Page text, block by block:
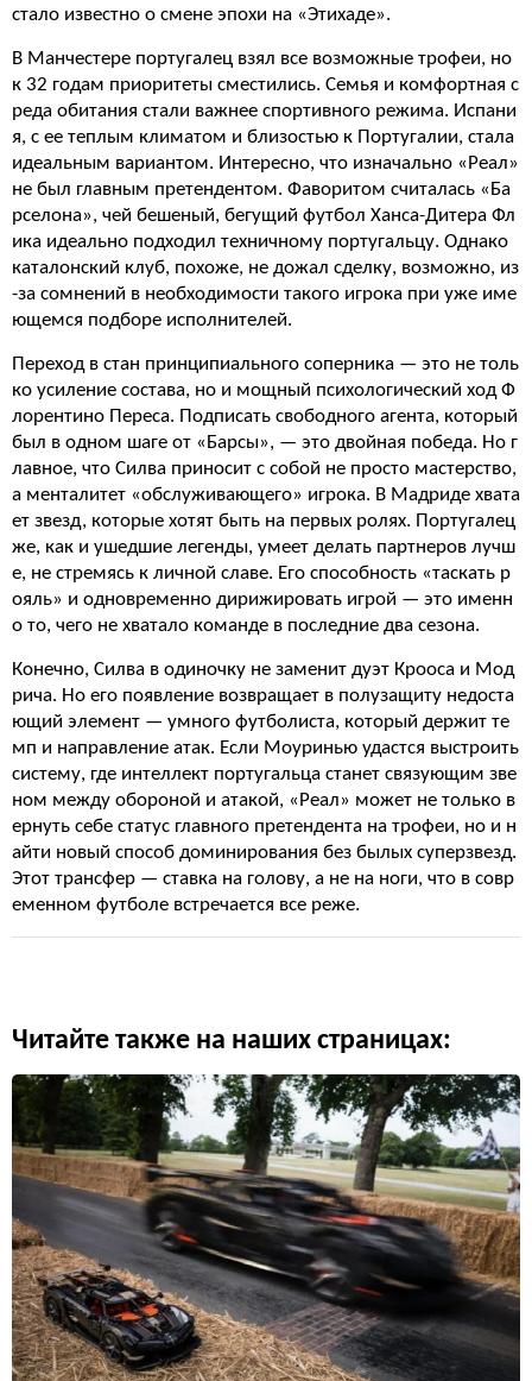
стало известно о смене эпохи на «Этихаде».
В Манчестере португалец взял все возможные трофеи, но
к 32 годам приоритеты сместились. Семья и комфортная с
реда обитания стали важнее спортивного режима. Испани
я, с ее теплым климатом и близостью к Португалии, стала
идеальным вариантом. Интересно, что изначально «Реал»
не был главным претендентом. Фаворитом считалась «Ба
рселона», чей бешеный, бегущий футбол Ханса-Дитера Фл
ика идеально подходил техничному португальцу. Однако
каталонский клуб, похоже, не дожал сделку, возможно, из
-за сомнений в необходимости такого игрока при уже име
ющемся подборе исполнителей.
Переход в стан принципиального соперника — это не толь
ко усиление состава, но и мощный психологический ход Ф
лорентино Переса. Подписать свободного агента, который
был в одном шаге от «Барсы», — это двойная победа. Но г
лавное, что Силва приносит с собой не просто мастерство,
а менталитет «обслуживающего» игрока. В Мадриде хвата
ет звезд, которые хотят быть на первых ролях. Португалец
же, как и ушедшие легенды, умеет делать партнеров лучш
е, не стремясь к личной славе. Его способность «таскать р
ояль» и одновременно дирижировать игрой — это именн
о то, чего не хватало команде в последние два сезона.
Конечно, Силва в одиночку не заменит дуэт Крооса и Мод
рича. Но его появление возвращает в полузащиту недоста
ющий элемент — умного футболиста, который держит те
мп и направление атак. Если Моуринью удастся выстроить
систему, где интеллект португальца станет связующим зве
ном между обороной и атакой, «Реал» может не только в
ернуть себе статус главного претендента на трофеи, но и н
айти новый способ доминирования без былых суперзвезд.
Этот трансфер — ставка на голову, а не на ноги, что в совр
еменном футболе встречается все реже.
Читайте также на наших страницах: